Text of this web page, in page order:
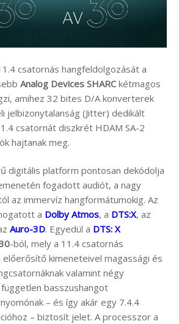
csatornás hangfeldolgozását a
Analog Devices SHARCkétmagos
amihez 32 bites D/A konverterek
jelbizonytalanság (Jitter) dedikált
csatornát diszkrét HDAM SA-2
hajtanak meg.
digitális platform pontosan dekódolja
fogadott audiót, a nagy
az immervíz hangformátumokig. Az
a Dolby Atmos, a DTS:X, az
Auro-3D. Egyedül a DTS: X
-ból, mely a 11.4 csatornás
kimeneteivel magassági és
valamint négy
basszushangot
– és így akár egy 7.4.4
– biztosít jelet. A processzor a